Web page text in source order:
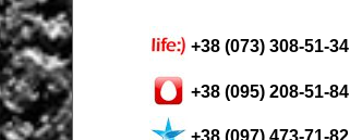
+38 (073) 308-51-34
+38 (095) 208-51-84
+38 (097) 473-71-82